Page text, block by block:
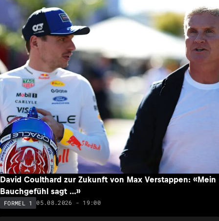
David Coulthard zur Zukunft von Max Verstappen: «Mein
Bauchgefühl sagt …»
FORMEL 1 05.08.2026 - 19:00